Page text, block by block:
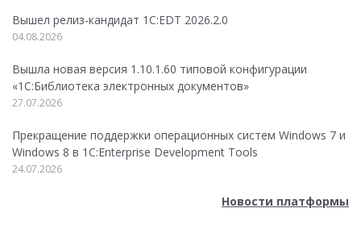
Вышел релиз-кандидат 1C:EDT 2026.2.0
04.08.2026
Вышла новая версия 1.10.1.60 типовой конфигурации
«1С:Библиотека электронных документов»
27.07.2026
Прекращение поддержки операционных систем Windows 7 и
Windows 8 в 1C:Enterprise Development Tools
24.07.2026
Новости платформы